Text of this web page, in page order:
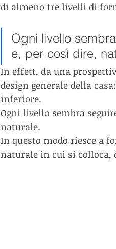
di almeno tre livelli di
Ogni livello
e, per così dire,
In effett, da una
design generale della
inferiore.
Ogni livello sembra
naturale.
In questo modo riesce a
naturale in cui si colloca,